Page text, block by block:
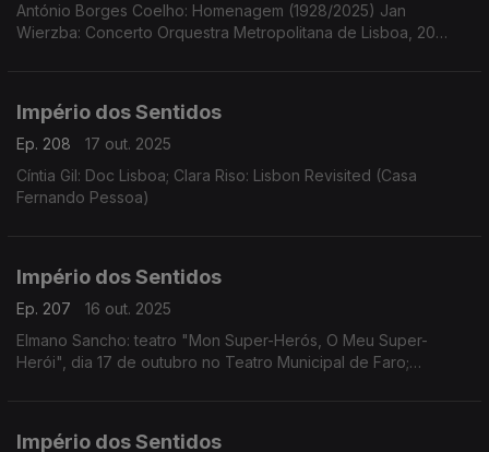
António Borges Coelho: Homenagem (1928/2025) Jan
Wierzba: Concerto Orquestra Metropolitana de Lisboa, 20
Império dos Sentidos
Ep. 208
17 out. 2025
Cíntia Gil: Doc Lisboa; Clara Riso: Lisbon Revisited (Casa
Fernando Pessoa)
Império dos Sentidos
Ep. 207
16 out. 2025
Elmano Sancho: teatro "Mon Super-Herós, O Meu Super-
Herói", dia 17 de outubro no Teatro Municipal de Faro;
Império dos Sentidos